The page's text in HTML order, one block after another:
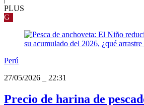
PLUS
G
Perú
27/05/2026
22:31
Precio de harina de